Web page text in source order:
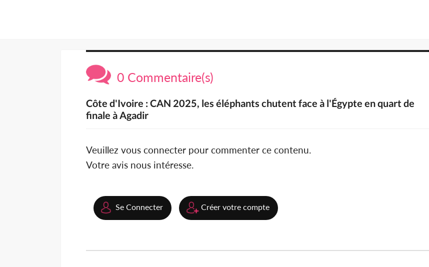
0 Commentaire(s)
Côte d'Ivoire : CAN 2025, les éléphants chutent face à l'Égypte en quart de
finale à Agadir
Veuillez vous connecter pour commenter ce contenu.
Votre avis nous intéresse.
Se Connecter Créer votre compte